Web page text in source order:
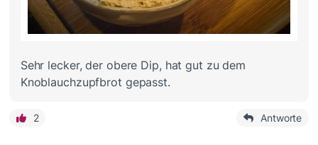
Sehr lecker, der obere Dip, hat gut zu dem
Knoblauchzupfbrot gepasst.
2 Antworte